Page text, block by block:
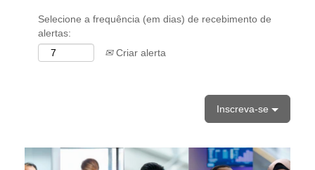
Selecione a frequência (em dias) de recebimento de
alertas:
Criar alerta
Inscreva-se